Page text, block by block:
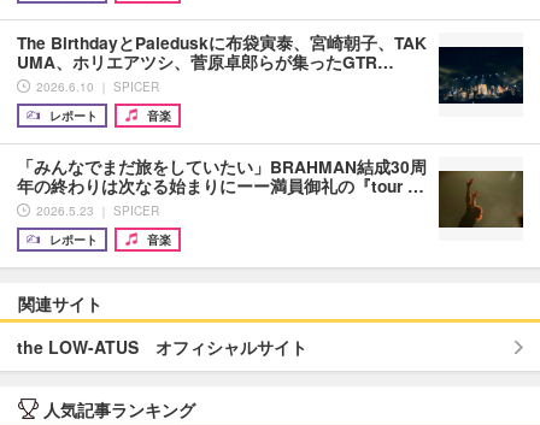
The BirthdayとPaleduskに布袋寅泰、宮崎朝子、TAK
UMA、ホリエアツシ、菅原卓郎らが集ったGTR…
2026.6.10 ｜ SPICER
レポート
音楽
「みんなでまだ旅をしていたい」BRAHMAN結成30周
年の終わりは次なる始まりにーー満員御礼の『tour …
2026.5.23 ｜ SPICER
レポート
音楽
関連サイト
the LOW-ATUS オフィシャルサイト
人気記事ランキング